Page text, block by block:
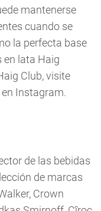
mantenerse
cuando se
la perfecta base
en lata Haig
Club, visite
Instagram.
de las bebidas
de marcas
Crown